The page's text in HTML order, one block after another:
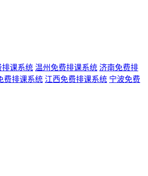
排课系统 温州免费排课系统 济南免费排
费排课系统 江西免费排课系统 宁波免费